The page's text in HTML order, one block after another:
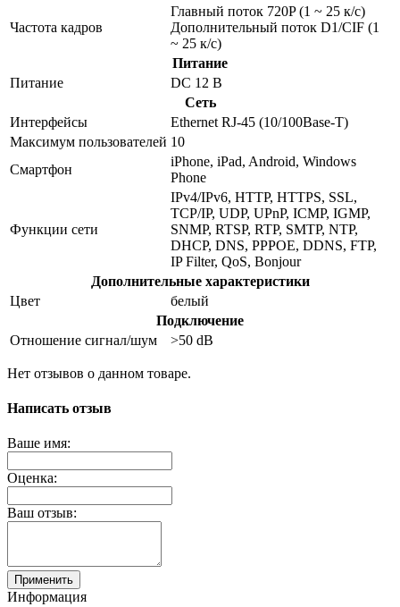
Частота кадров
Главный поток 720P (1 ~ 25 к/с)
Дополнительный поток D1/CIF (1
~ 25 к/с)
Питание
Питание
DC 12 В
Сеть
Интерфейсы
Ethernet RJ-45 (10/100Base-T)
Максимум пользователей 10
Смартфон
iPhone, iPad, Android, Windows
Phone
Функции сети
IPv4/IPv6, HTTP, HTTPS, SSL,
TCP/IP, UDP, UPnP, ICMP, IGMP,
SNMP, RTSP, RTP, SMTP, NTP,
DHCP, DNS, PPPOE, DDNS, FTP,
IP Filter, QoS, Bonjour
Дополнительные характеристики
Цвет
белый
Подключение
Отношение сигнал/шум
>50 dB
Нет отзывов о данном товаре.
Написать отзыв
Ваше имя:
Оценка:
Ваш отзыв:
Применить
Информация